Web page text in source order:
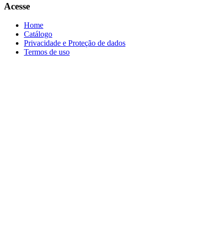
Acesse
Home
Catálogo
Privacidade e Proteção de dados
Termos de uso